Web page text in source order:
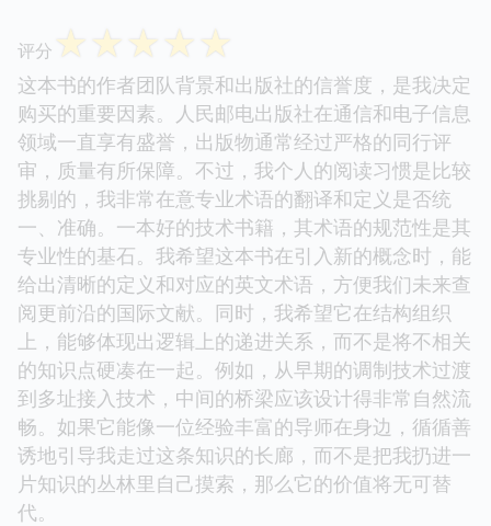
评分 ☆☆☆☆☆
这本书的作者团队背景和出版社的信誉度，是我决定
购买的重要因素。人民邮电出版社在通信和电子信息
领域一直享有盛誉，出版物通常经过严格的同行评
审，质量有所保障。不过，我个人的阅读习惯是比较
挑剔的，我非常在意专业术语的翻译和定义是否统
一、准确。一本好的技术书籍，其术语的规范性是其
专业性的基石。我希望这本书在引入新的概念时，能
给出清晰的定义和对应的英文术语，方便我们未来查
阅更前沿的国际文献。同时，我希望它在结构组织
上，能够体现出逻辑上的递进关系，而不是将不相关
的知识点硬凑在一起。例如，从早期的调制技术过渡
到多址接入技术，中间的桥梁应该设计得非常自然流
畅。如果它能像一位经验丰富的导师在身边，循循善
诱地引导我走过这条知识的长廊，而不是把我扔进一
片知识的丛林里自己摸索，那么它的价值将无可替
代。